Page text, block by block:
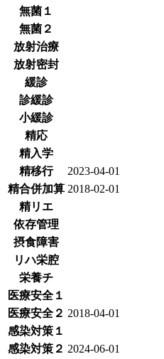
無菌１
無菌２
放射治療
放射密封
緩診
診緩診
小緩診
精応
精入学
精移行
2023-04-01
精合併加算 2018-02-01
精リエ
依存管理
摂食障害
リハ栄腔
栄養チ
医療安全１
医療安全２ 2018-04-01
感染対策１
感染対策２ 2024-06-01